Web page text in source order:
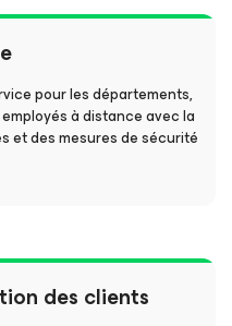
pour les départements,
à distance avec la
et des mesures de sécurité
des clients